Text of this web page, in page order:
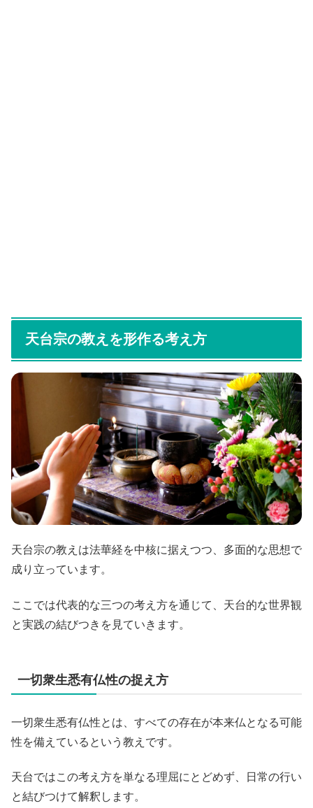
天台宗の教えを形作る考え方
天台宗の教えは法華経を中核に据えつつ、多面的な思想で
成り立っています。
ここでは代表的な三つの考え方を通じて、天台的な世界観
と実践の結びつきを見ていきます。
一切衆生悉有仏性の捉え方
一切衆生悉有仏性とは、すべての存在が本来仏となる可能
性を備えているという教えです。
天台ではこの考え方を単なる理屈にとどめず、日常の行い
と結びつけて解釈します。